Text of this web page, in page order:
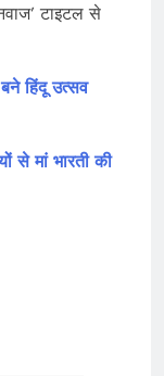
टाइटल से
हिंदू उत्सव
से मां भारती की